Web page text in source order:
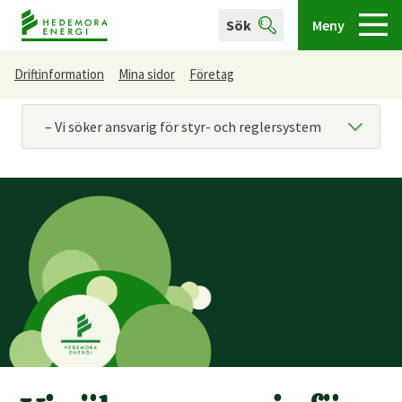
Sök Meny
Driftinformation Mina sidor Företag
Du är här